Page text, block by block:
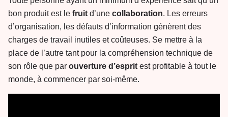
bon produit est le fruit d’une collaboration. Les erreurs
d’organisation, les défauts d’information génèrent des
charges de travail inutiles et coûteuses. Se mettre à la
place de l’autre tant pour la compréhension technique de
son rôle que par ouverture d’esprit est profitable à tout le
monde, à commencer par soi-même.